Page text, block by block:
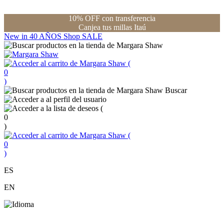
10% OFF con transferencia
Canjea tus millas Itaú
New in 40 AÑOS Shop SALE
(
0
)
Buscar
(
0
)
(
0
)
ES
EN